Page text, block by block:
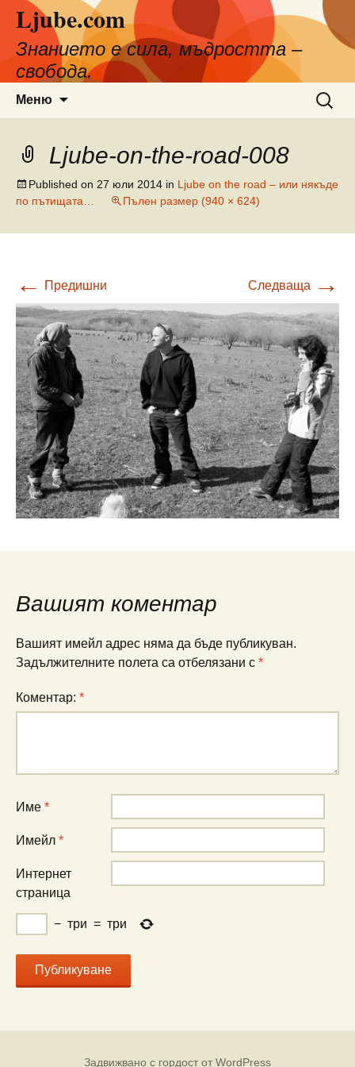
съдържанието
Ljube.com
Знанието е сила, мъдростта –
свобода.
Меню
за:
Ljube-on-the-road-008
Published on 27 юли 2014 in Ljube on the road – или някъде
по пътищата…
Пълен размер (940 × 624)
← Предишни Следваща →
Вашият коментар
Вашият имейл адрес няма да бъде публикуван.
Задължителните полета са отбелязани с *
Коментар: *
Име *
Имейл *
Интернет
страница
− три = три
Задвижвано с гордост от WordPress